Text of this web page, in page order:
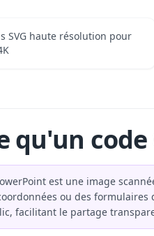
SVG haute résolution pour
qu'un
est une image
ou des
facilitant le partage